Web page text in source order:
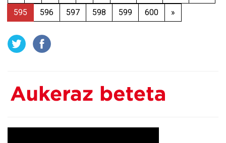
595
596 597 598 599 600 »